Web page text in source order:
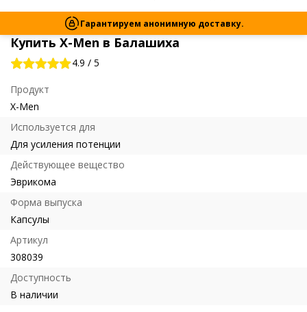
Купить X-Men в Балашиха
4.9 / 5
Продукт
X-Men
Используется для
Для усиления потенции
Действующее вещество
Эврикома
Форма выпуска
Капсулы
Артикул
308039
Доступность
В наличии
Гарантируем анонимную доставку.